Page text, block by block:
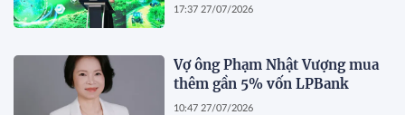
17:37 27/07/2026
Vợ ông Phạm Nhật Vượng mua
thêm gần 5% vốn LPBank
10:47 27/07/2026